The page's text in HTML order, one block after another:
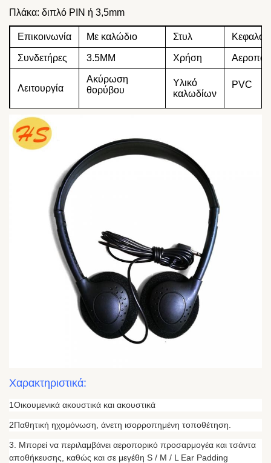
Πλάκα: διπλό PIN ή 3,5mm
Επικοινωνία Με καλώδιο Στυλ
Συνδετήρες 3.5MM Χρήση
Λειτουργία
Ακύρωση
θορύβου
Υλικό
καλωδίων
PVC
Μέγεθος
ΟΔΜ Διαθέσιμο Ομιλητής
Χαρακτηριστικά:
1Οικουμενικά ακουστικά και ακουστικά
2Παθητική ηχομόνωση, άνετη ισορροπημένη τοποθέτηση.
3. Μπορεί να περιλαμβάνει αεροπορικό προσαρμογέα και τσάντα
αποθήκευσης, καθώς και σε μεγέθη S / M / L Ear Padding